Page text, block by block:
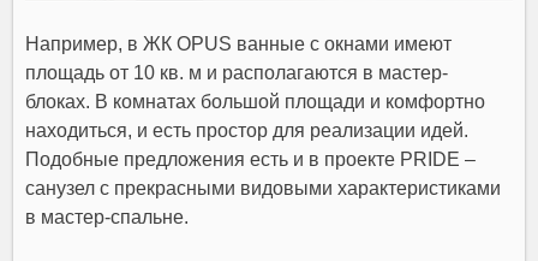
Например, в ЖК OPUS ванные с окнами имеют
площадь от 10 кв. м и располагаются в мастер-
блоках. В комнатах большой площади и комфортно
находиться, и есть простор для реализации идей.
Подобные предложения есть и в проекте PRIDE –
санузел с прекрасными видовыми характеристиками
в мастер-спальне.